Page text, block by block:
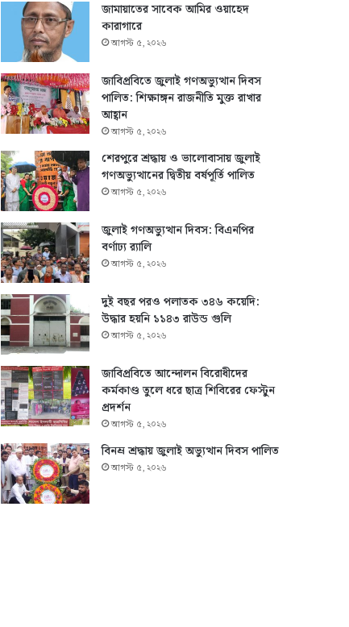
জামায়াতের সাবেক আমির ওয়াহেদ
কারাগারে
আগস্ট ৫, ২০২৬
জাবিপ্রবিতে জুলাই গণঅভ্যুত্থান দিবস
পালিত: শিক্ষাঙ্গন রাজনীতি মুক্ত রাখার
আহ্বান
আগস্ট ৫, ২০২৬
শেরপুরে শ্রদ্ধায় ও ভালোবাসায় জুলাই
গণঅভ্যুত্থানের দ্বিতীয় বর্ষপূর্তি পালিত
আগস্ট ৫, ২০২৬
জুলাই গণঅভ্যুত্থান দিবস: বিএনপির
বর্ণাঢ্য র‍্যালি
আগস্ট ৫, ২০২৬
দুই বছর পরও পলাতক ৩৪৬ কয়েদি:
উদ্ধার হয়নি ১১৪৩ রাউন্ড গুলি
আগস্ট ৫, ২০২৬
জাবিপ্রবিতে আন্দোলন বিরোধীদের
কর্মকাণ্ড তুলে ধরে ছাত্র শিবিরের ফেস্টুন
প্রদর্শন
আগস্ট ৫, ২০২৬
বিনম্র শ্রদ্ধায় জুলাই অভ্যুত্থান দিবস পালিত
আগস্ট ৫, ২০২৬